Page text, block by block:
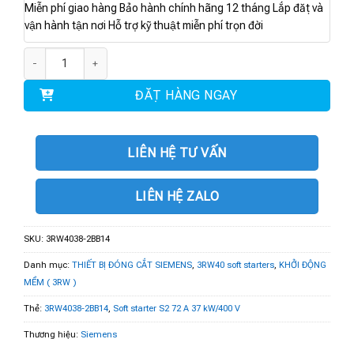
Miễn phí giao hàng Bảo hành chính hãng 12 tháng Lắp đặt và
vận hành tận nơi Hỗ trợ kỹ thuật miễn phí trọn đời
ĐẶT HÀNG NGAY
LIÊN HỆ TƯ VẤN
LIÊN HỆ ZALO
SKU: 3RW4038-2BB14
Danh mục: THIẾT BỊ ĐÓNG CẮT SIEMENS, 3RW40 soft starters, KHỞI ĐỘNG
MỀM ( 3RW )
Thẻ: 3RW4038-2BB14, Soft starter S2 72 A 37 kW/400 V
Thương hiệu: Siemens